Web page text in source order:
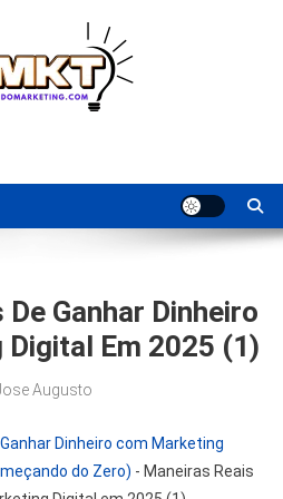
| Vivendo
Ganhar Dinheiro
Em 2025 (1)
Augusto
Dinheiro com Marketing
do Zero) - Maneiras Reais